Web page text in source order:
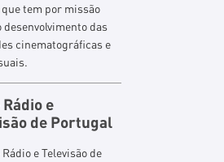
tem por missão
desenvolvimento das
cinematográficas e
e
de Portugal
e Televisão de